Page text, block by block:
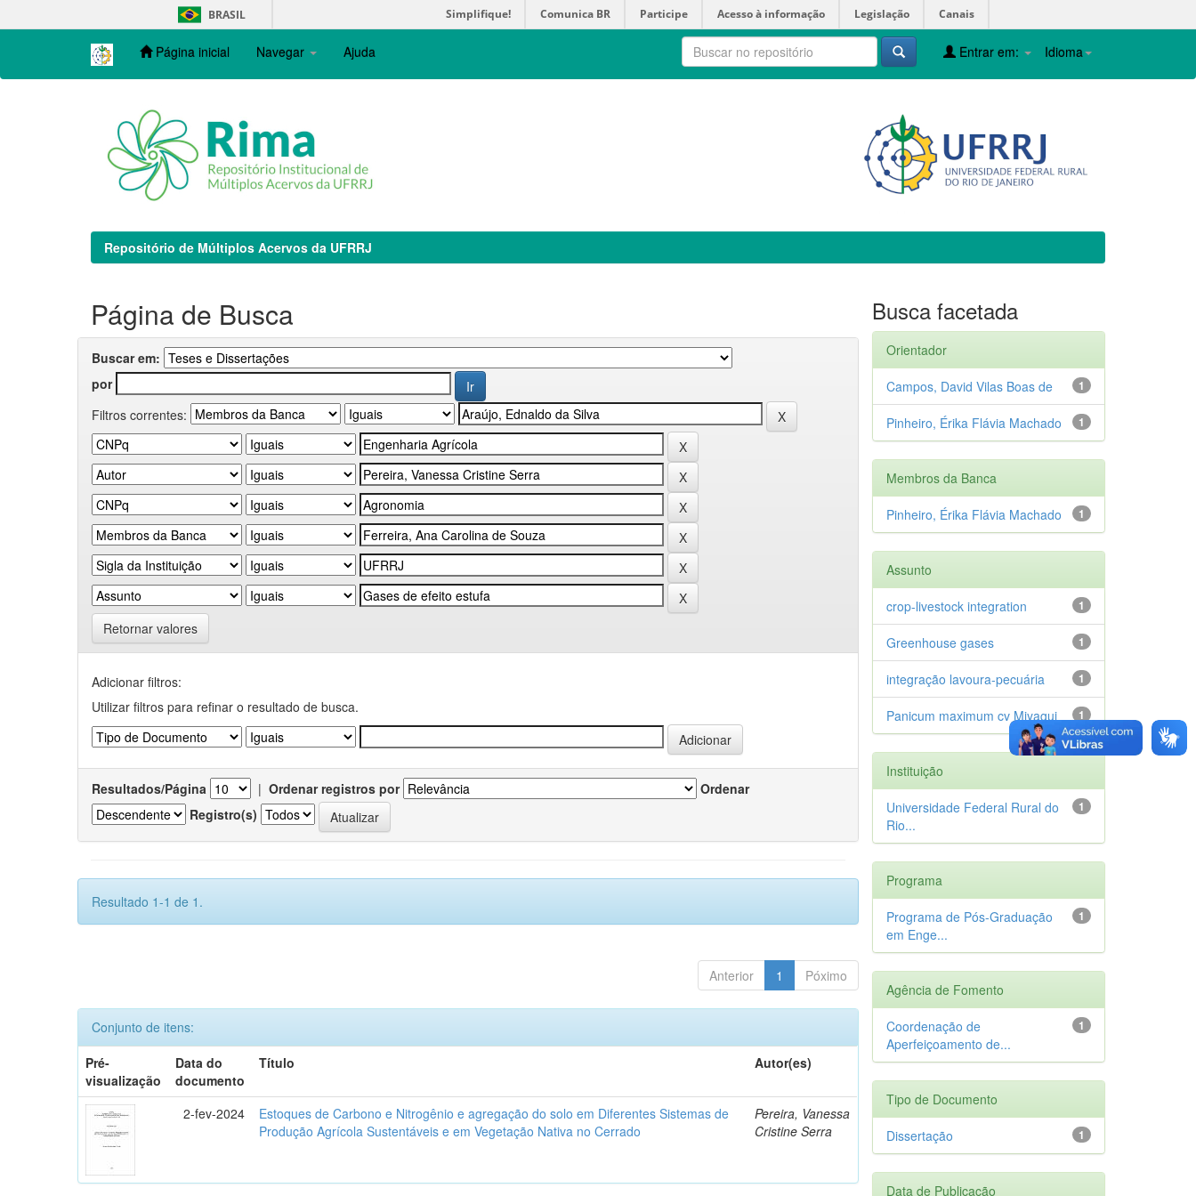
navigation
BRASIL Simplifique! Comunica BR Participe Acesso à informação Legislação Canais
Página inicial Navegar Ajuda Idioma
Entrar em:
Repositório de Múltiplos Acervos da UFRRJ
Página de Busca
Buscar em:
por
Filtros correntes:
Retornar valores
Adicionar filtros:
Utilizar filtros para refinar o resultado de busca.
Resultados/Página | Ordenar registros por
Ordenar
Registro(s)
Resultado 1-1 de 1.
Anterior 1 Póximo
Conjunto de itens:
Pré-
visualização
Data do
documento
Título Autor(es)
2-fev-2024
Estoques de Carbono e Nitrogênio e agregação do solo em Diferentes Sistemas de
Produção Agrícola Sustentáveis e em Vegetação Nativa no Cerrado
Pereira, Vanessa
Cristine Serra
Busca facetada
Orientador
1
Campos, David Vilas Boas de
1
Pinheiro, Érika Flávia Machado
Membros da Banca
1
Pinheiro, Érika Flávia Machado
Assunto
1
crop-livestock integration
1
Greenhouse gases
1
integração lavoura-pecuária
1
Panicum maximum cv Miyagui
Instituição
1
Universidade Federal Rural do
Rio...
Programa
1
Programa de Pós-Graduação
em Enge...
Agência de Fomento
1
Coordenação de
Aperfeiçoamento de...
Tipo de Documento
1
Dissertação
Data de Publicação